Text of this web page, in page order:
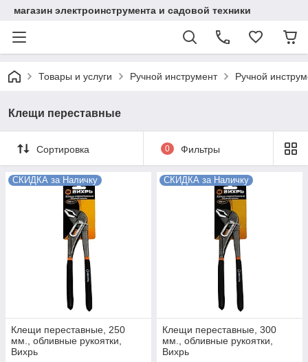
магазин электроинструмента и садовой техники
Товары и услуги Ручной инструмент Ручной
Клещи переставные
Сортировка 0 Фильтры
СКИДКА за Наличку
Клещи переставные, 250
мм., обливные рукоятки,
Вихрь
СКИДКА за Наличку
Клещи переставные, 300
мм., обливные рукоятки,
Вихрь